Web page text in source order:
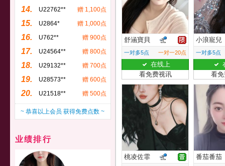
14. U22762** 赠 1,100点
15. U2864* 赠 1,000点
16. U762** 赠 900点
17. U24564** 赠 800点
18. U29132** 赠 700点
19. U28573** 赠 600点
20. U21518** 赠 500点
~ 恭喜以上会员 获得免费点数 ~
业绩排行
舒涵寶貝
一对多5点 一对一20点
在线上
看免费视讯
小浪寵兒
一对多5点
看
桃凌佐霏 番茄番茄